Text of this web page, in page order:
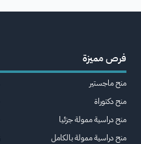
فرص مميزة
منح ماجستير
منح دكتوراة
منح دراسية ممولة جزئيا
منح دراسية ممولة بالكامل